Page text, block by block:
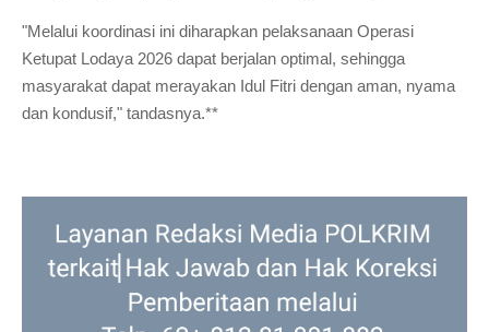
"Melalui koordinasi ini diharapkan pelaksanaan Operasi
Ketupat Lodaya 2026 dapat berjalan optimal, sehingga
masyarakat dapat merayakan Idul Fitri dengan aman, nyama
dan kondusif," tandasnya.**